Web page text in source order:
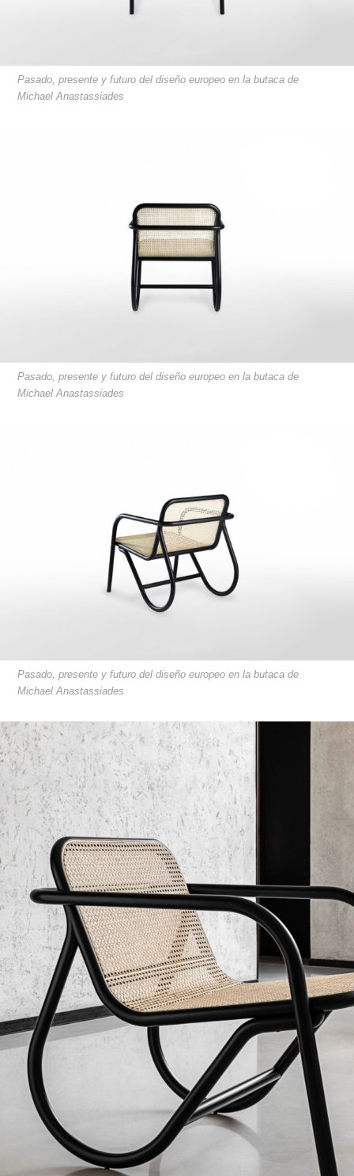
Pasado, presente y futuro del diseño europeo en la butaca de
Michael Anastassiades
Pasado, presente y futuro del diseño europeo en la butaca de
Michael Anastassiades
Pasado, presente y futuro del diseño europeo en la butaca de
Michael Anastassiades